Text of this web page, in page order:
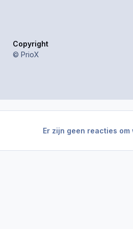
Copyright
© PrioX
Er zijn geen reacties om